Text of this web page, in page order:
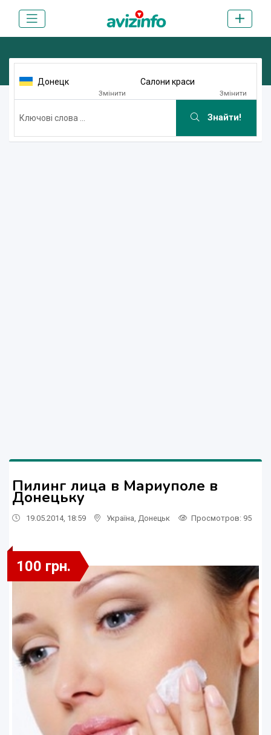
Донецк
Змінити
Салони краси
Змінити
Знайти!
Пилинг лица в Мариуполе в
Донецьку
19.05.2014, 18:59 Україна Донецьк Просмотров: 95
100 грн.